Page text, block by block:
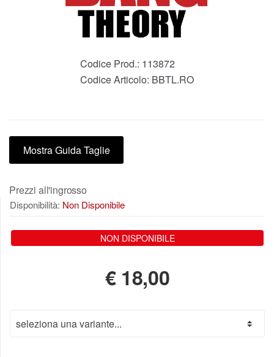
Codice Prod.: 113872
Codice Articolo: BBTL.RO
Mostra Guida Taglie
Prezzi all'ingrosso
Disponibilità: Non Disponibile
NON DISPONIBILE
€ 18,00